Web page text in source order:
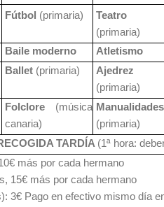
Fútbol (primaria)
Teatro
(primaria)
Baile moderno
Atletismo
Ballet(primaria)
Ajedrez
(primaria)
Folclore (música
canaria)
Manualidades
(primaria)
TARDÍA (1ª hora:
más por cada hermano
15€ más por cada hermano
3€ Pago en efectivo mismo día